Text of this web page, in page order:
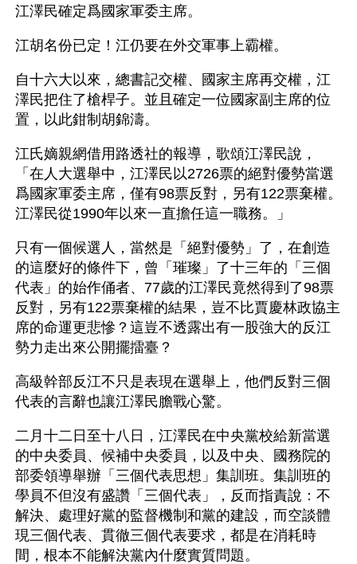
江澤民確定爲國家軍委主席。
江胡名份已定！江仍要在外交軍事上霸權。
自十六大以來，總書記交權、國家主席再交權，江
澤民把住了槍桿子。並且確定一位國家副主席的位
置，以此鉗制胡錦濤。
江氏嫡親網借用路透社的報導，歌頌江澤民說，
「在人大選舉中，江澤民以2726票的絕對優勢當選
爲國家軍委主席，僅有98票反對，另有122票棄權。
江澤民從1990年以來一直擔任這一職務。」
只有一個候選人，當然是「絕對優勢」了，在創造
的這麼好的條件下，曾「璀璨」了十三年的「三個
代表」的始作俑者、77歲的江澤民竟然得到了98票
反對，另有122票棄權的結果，豈不比賈慶林政協主
席的命運更悲慘？這豈不透露出有一股強大的反江
勢力走出來公開擺擂臺？
高級幹部反江不只是表現在選舉上，他們反對三個
代表的言辭也讓江澤民膽戰心驚。
二月十二日至十八日，江澤民在中央黨校給新當選
的中央委員、候補中央委員，以及中央、國務院的
部委領導舉辦「三個代表思想」集訓班。集訓班的
學員不但沒有盛讚「三個代表」，反而指責說：不
解決、處理好黨的監督機制和黨的建設，而空談體
現三個代表、貫徹三個代表要求，都是在消耗時
間，根本不能解決黨內什麼實質問題。